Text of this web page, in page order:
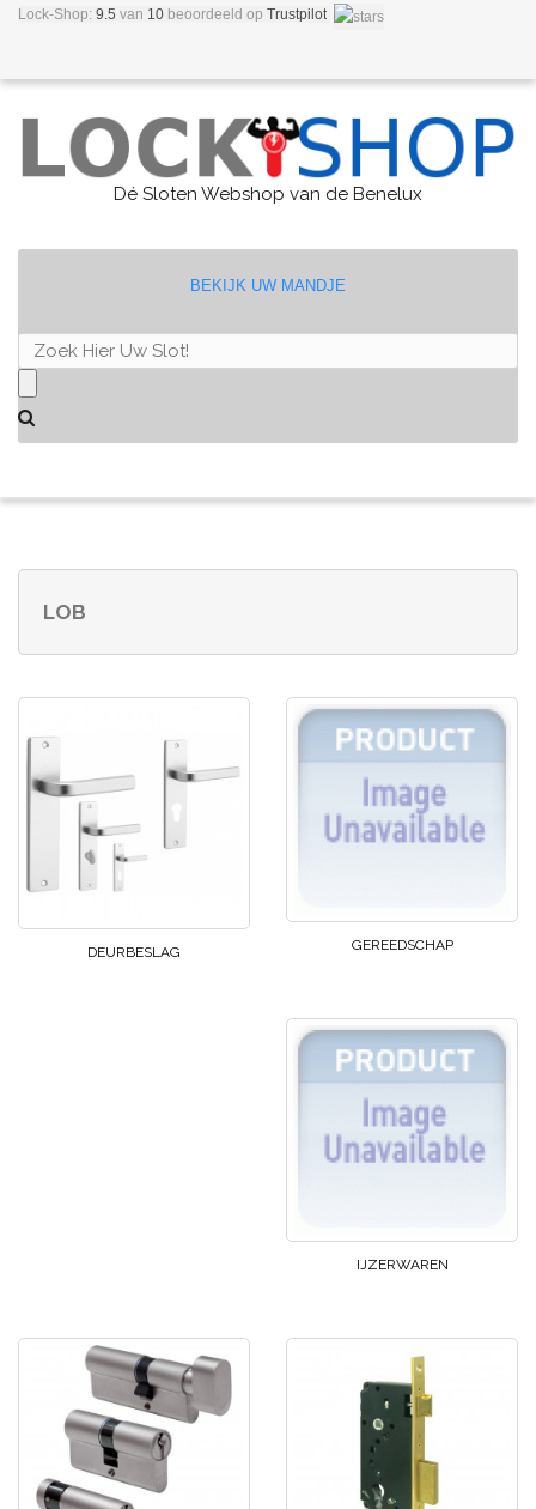
Lock-Shop: 9.5 van 10 beoordeeld op Trustpilot
Dé Sloten Webshop van de Benelux
BEKIJK UW MANDJE
LOB
DEURBESLAG GEREEDSCHAP
IJZERWAREN